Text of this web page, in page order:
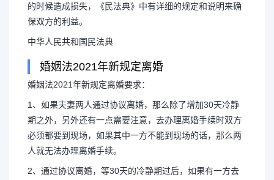
的时候造成损失，《民法典》中有详细的规定和说明来确
保双方的利益。
中华人民共和国民法典
婚姻法2021年新规定离婚
婚姻法2021年新规定离婚要求：
1、如果夫妻两人通过协议离婚，那么除了增加30天冷静
期之外，另外还有一点需要注意，去办理离婚手续时双方
必须都要到现场，如果其中一方不能到现场的话，那么两
人就无法办理离婚手续。
2、通过协议离婚，等30天的冷静期过后，如果有一方去